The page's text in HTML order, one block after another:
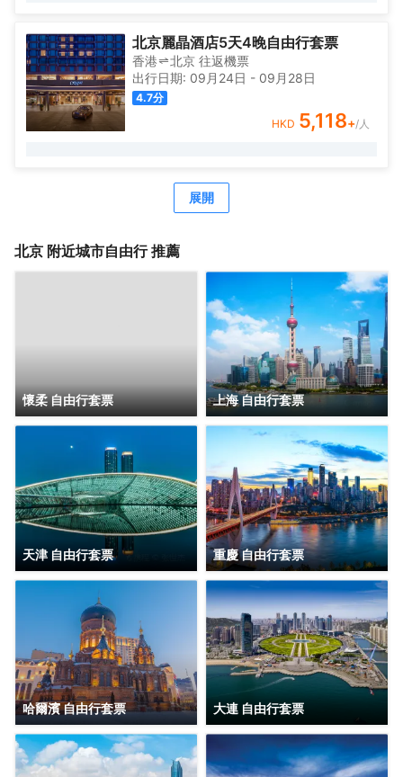
酒店在中糧品牌家族的盛譽之下孕育而出，與西單大悅城同
屬一個城市綜合體，周邊生活配套齊全，吃喝玩購一站式解
決，出行快捷方便，酒店內免費高速網絡全覆蓋，入住大悅
酒店可盡情暢享歡樂時光！
Le Joy大悅酒店擁有三百餘間唯美客房，清新脫俗，簡單大
氣的裝修風格，讓客人在商旅之餘，享受溫馨舒適的居住環
酒店內配套設施完善，爲差旅精英客們提供舒適便利的辦公
環境，讓社交具有更多可能性；TONG POWER運動生活館
北京麗晶酒店5天4晚自由行套票
香港 北京 往返機票
出行日期: 09月24日 - 09月28日
4.7分
HKD 5,118+/人
展開
北京 附近城市自由行 推薦
懷柔 自由行套票 上海 自由行套票
天津 自由行套票 重慶 自由行套票
哈爾濱 自由行套票 大連 自由行套票